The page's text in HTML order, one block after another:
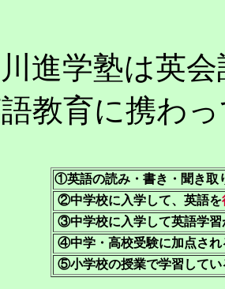
川進学塾は英
教育に携わ
①英語の読み・書き・聞き取
②中学校に入学して、英語を
③中学校に入学して英語学習
④中学・高校受験に加点され
⑤小学校の授業で学習してい